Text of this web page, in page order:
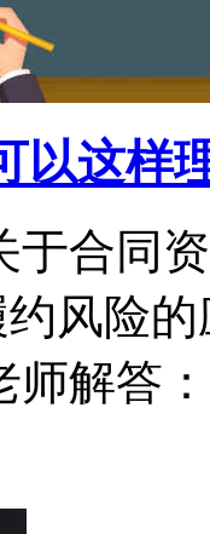
以这样
于合同
风险
师解答